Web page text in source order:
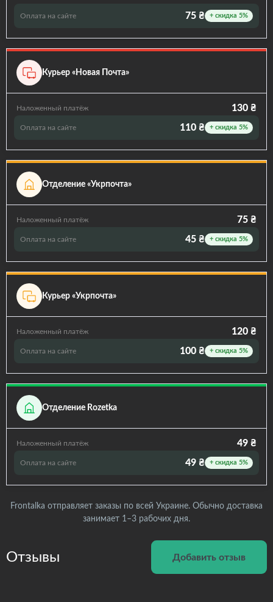
Оплата на сайте 75 ₴ + скидка 5%
Курьер «Новая Почта»
Наложенный платёж 130 ₴
Оплата на сайте 110 ₴ + скидка 5%
Отделение «Укрпочта»
Наложенный платёж 75 ₴
Оплата на сайте 45 ₴ + скидка 5%
Курьер «Укрпочта»
Наложенный платёж 120 ₴
Оплата на сайте 100 ₴ + скидка 5%
Отделение Rozetka
Наложенный платёж 49 ₴
Оплата на сайте 49 ₴ + скидка 5%
Frontalka отправляет заказы по всей Украине. Обычно доставка
занимает 1–3 рабочих дня.
Отзывы Добавить отзыв